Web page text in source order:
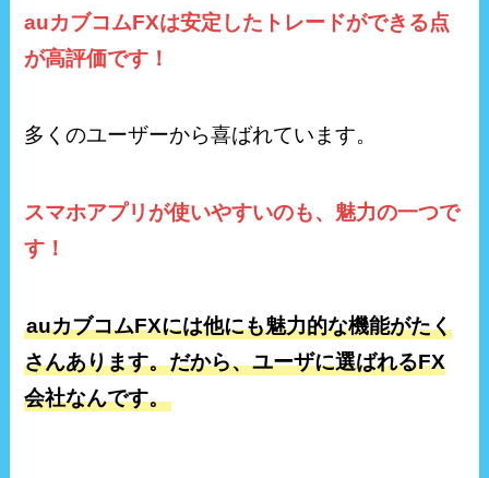
auカブコムFXは安定したトレードができる点
が高評価です！
多くのユーザーから喜ばれています。
スマホアプリが使いやすいのも、魅力の一つで
す！
auカブコムFXには他にも魅力的な機能がたく
さんあります。だから、ユーザに選ばれるFX
会社なんです。